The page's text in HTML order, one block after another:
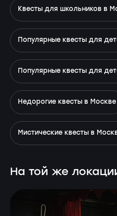
Квесты для школьников в
Популярные квесты для
Популярные квесты для
Недорогие квесты в Москве
Мистические квесты в
На той же